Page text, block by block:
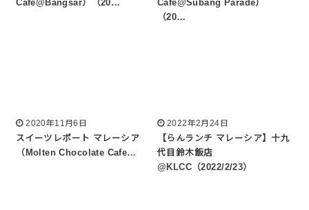
Cafe@Bangsar）（20…
Cafe@Subang Parade）
（20…
2020年11月6日
スイーツレポート マレーシア
（Molten Chocolate Cafe…
2022年2月24日
【らんランチ マレーシア】十九
代目鈴木飯店
@KLCC（2022/2/23）